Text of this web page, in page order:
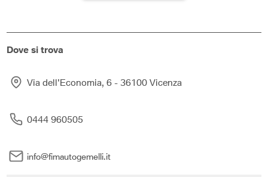
Dove si trova
Via dell'Economia, 6 - 36100 Vicenza
0444 960505
info@fimautogemelli.it